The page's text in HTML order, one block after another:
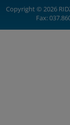
Copyright © 2026
Fax: